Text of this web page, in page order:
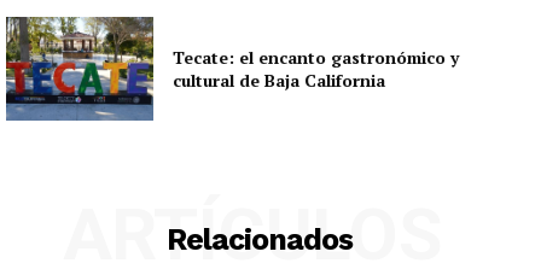
Tecate: el encanto gastronómico y
cultural de Baja California
Relacionados
ARTÍCULOS